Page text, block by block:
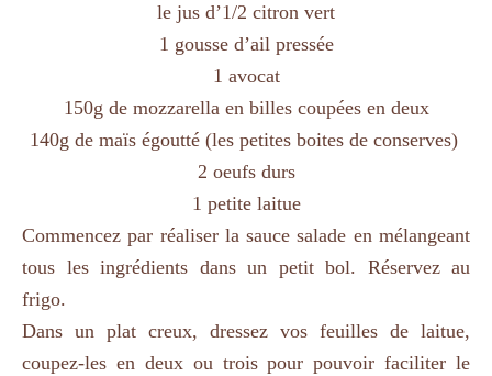
le jus d’1/2 citron vert
1 gousse d’ail pressée
1 avocat
150g de mozzarella en billes coupées en deux
140g de maïs égoutté (les petites boites de conserves)
2 oeufs durs
1 petite laitue
Commencez par réaliser la sauce salade en mélangeant
tous les ingrédients dans un petit bol. Réservez au
frigo.
Dans un plat creux, dressez vos feuilles de laitue,
coupez-les en deux ou trois pour pouvoir faciliter le